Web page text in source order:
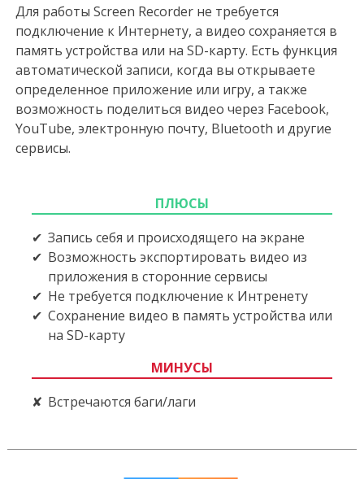
Для работы Screen Recorder не требуется
подключение к Интернету, а видео сохраняется в
память устройства или на SD-карту. Есть функция
автоматической записи, когда вы открываете
определенное приложение или игру, а также
возможность поделиться видео через Facebook,
YouTube, электронную почту, Bluetooth и другие
сервисы.
ПЛЮСЫ
Запись себя и происходящего на экране
Возможность экспортировать видео из
приложения в сторонние сервисы
Не требуется подключение к Интренету
Сохранение видео в память устройства или
на SD-карту
МИНУСЫ
Встречаются баги/лаги